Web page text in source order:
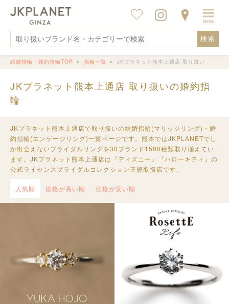
検索
結婚指輪・婚約指輪TOP 指輪一覧 JKプラネット熊本上通店 取り扱い
JKプラネット熊本上通店 取り扱いの婚約指
輪
JKプラネット熊本上通店で取り扱いの結婚指輪(マリッジリング)・婚
約指輪(エンゲージリング)一覧ページです。熊本ではJKPLANETでし
か出会えないブライダルリングを30ブランド1500種類取り揃えてい
ます。JKプラネット熊本上通店は『ディズニー』『ハローキティ』の
公式ライセンスブライダルコレクション正規取扱店です。
人気順 価格が高い順 価格が安い順